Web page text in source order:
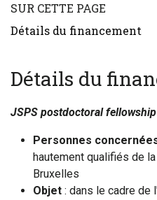
SUR CETTE PAGE
Détails du financement
Détails du
JSPS postdoctoral
Personnes
hautement qualifiés de
Bruxelles
Objet : dans le cadre de